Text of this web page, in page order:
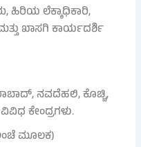
ಹಿರಿಯ ಲೆಕ್ಕಾಧಿಕಾರಿ,
ಖಾಸಗಿ ಕಾರ್ಯದರ್ಶಿ
ನವದೆಹಲಿ, ಕೊಚ್ಚಿ,
ಕೇಂದ್ರಗಳು.
ಮೂಲಕ)